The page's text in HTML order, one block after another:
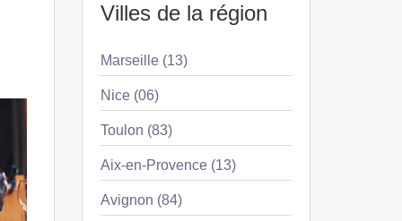
Villes de la région
Marseille (13)
Nice (06)
Toulon (83)
Aix-en-Provence (13)
Avignon (84)